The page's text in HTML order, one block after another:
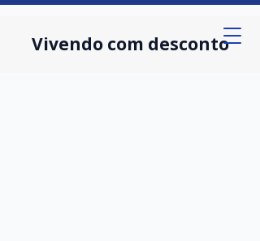
Vivendo com desconto